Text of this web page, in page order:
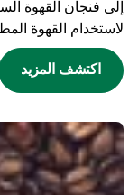
إلى فنجان القهوة
لاستخدام القهوة
اكتشف المزيد